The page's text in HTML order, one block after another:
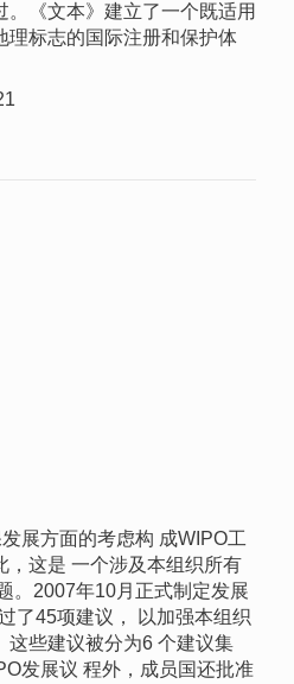
《文本》建立了一个既适用
理标志的国际注册和保护体
展方面的考虑构 成WIPO工
，这是 一个涉及本组织所有
。2007年10月正式制定发展
了45项建议， 以加强本组织
这些建议被分为6 个建议集
发展议 程外，成员国还批准